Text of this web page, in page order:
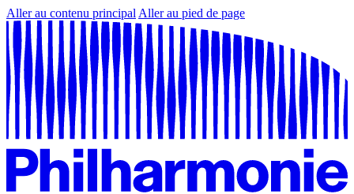
Aller au contenu principal Aller au pied de page